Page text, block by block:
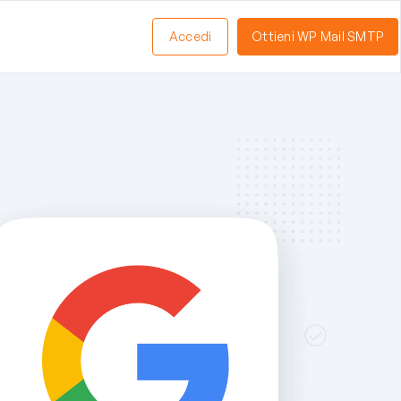
Accedi Ottieni WP Mail SMTP